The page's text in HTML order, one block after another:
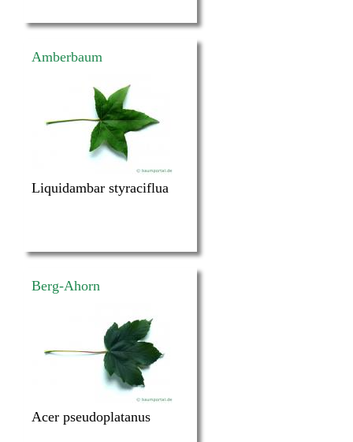
Amberbaum
Liquidambar styraciflua
Berg-Ahorn
Acer pseudoplatanus